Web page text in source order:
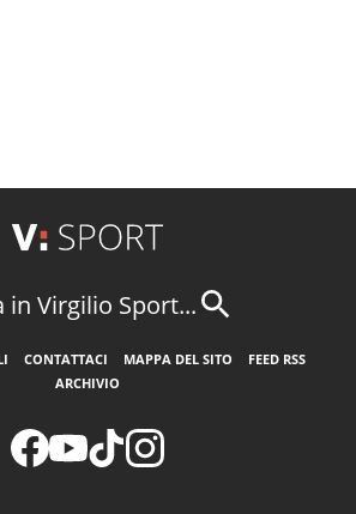
in Virgilio Sport...
CONTATTACI MAPPA DEL SITO
FEED RSS
ARCHIVIO